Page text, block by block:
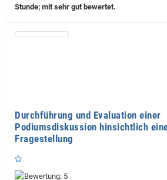
Stunde; mit sehr gut bewertet.
Durchführung und Evaluation einer
Podiumsdiskussion hinsichtlich
Fragestellung